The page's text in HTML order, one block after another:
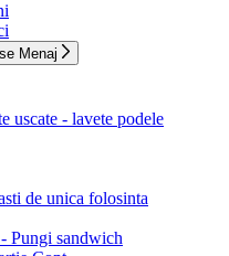
Menaj
uscate - lavete podele
de unica folosinta
Pungi sandwich